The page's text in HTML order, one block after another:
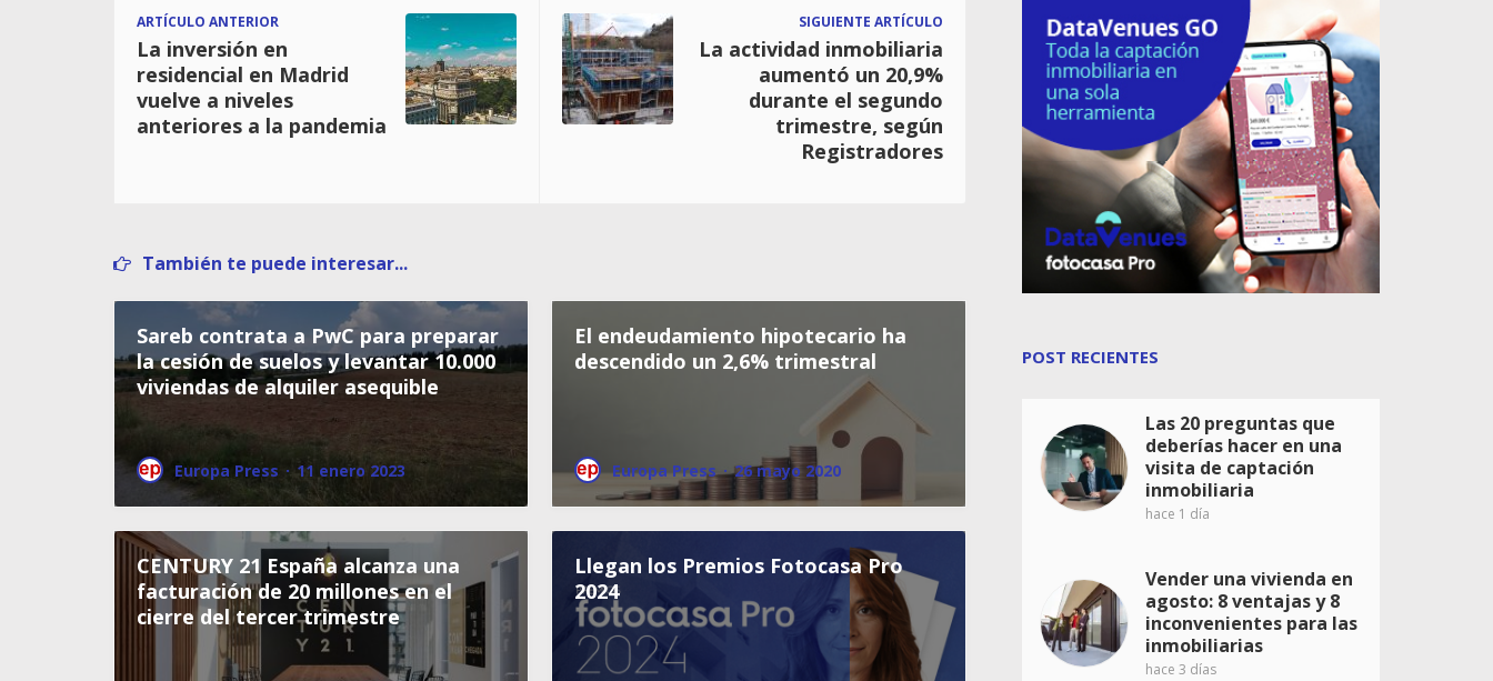
ARTÍCULO ANTERIOR
La inversión en
residencial en Madrid
vuelve a niveles
anteriores a la pandemia
SIGUIENTE ARTÍCULO
La actividad inmobiliaria
aumentó un 20,9%
durante el segundo
trimestre, según
Registradores
También te puede interesar...
Sareb contrata a PwC para preparar
la cesión de suelos y levantar 10.000
viviendas de alquiler asequible
Europa Press · 11 enero 2023
El endeudamiento hipotecario ha
descendido un 2,6% trimestral
Europa Press · 26 mayo 2020
CENTURY 21 España alcanza una
facturación de 20 millones en el
cierre del tercer trimestre
Llegan los Premios Fotocasa Pro
2024
POST RECIENTES
Las 20 preguntas que
deberías hacer en una
visita de captación
inmobiliaria
hace 1 día
Vender una vivienda en
agosto: 8 ventajas y 8
inconvenientes para las
inmobiliarias
hace 3 días